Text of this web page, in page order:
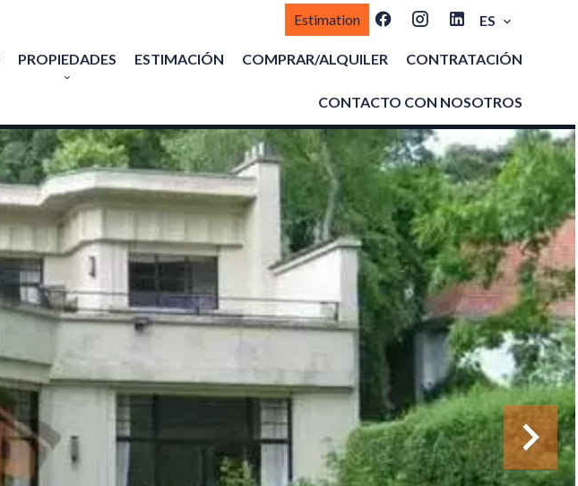
Estimation ES
PROPIEDADES ESTIMACIÓN COMPRAR/ALQUILER CONTRATACIÓN
CONTACTO CON NOSOTROS